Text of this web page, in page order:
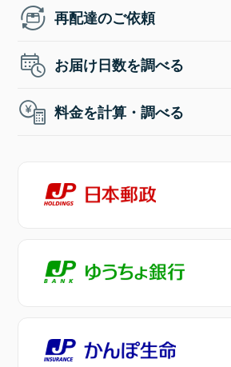
再配達のご依頼
お届け日数を調べる
料金を計算・調べる